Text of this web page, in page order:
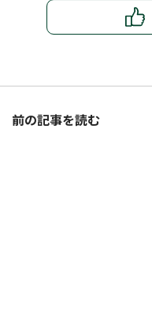
前の記事を読む